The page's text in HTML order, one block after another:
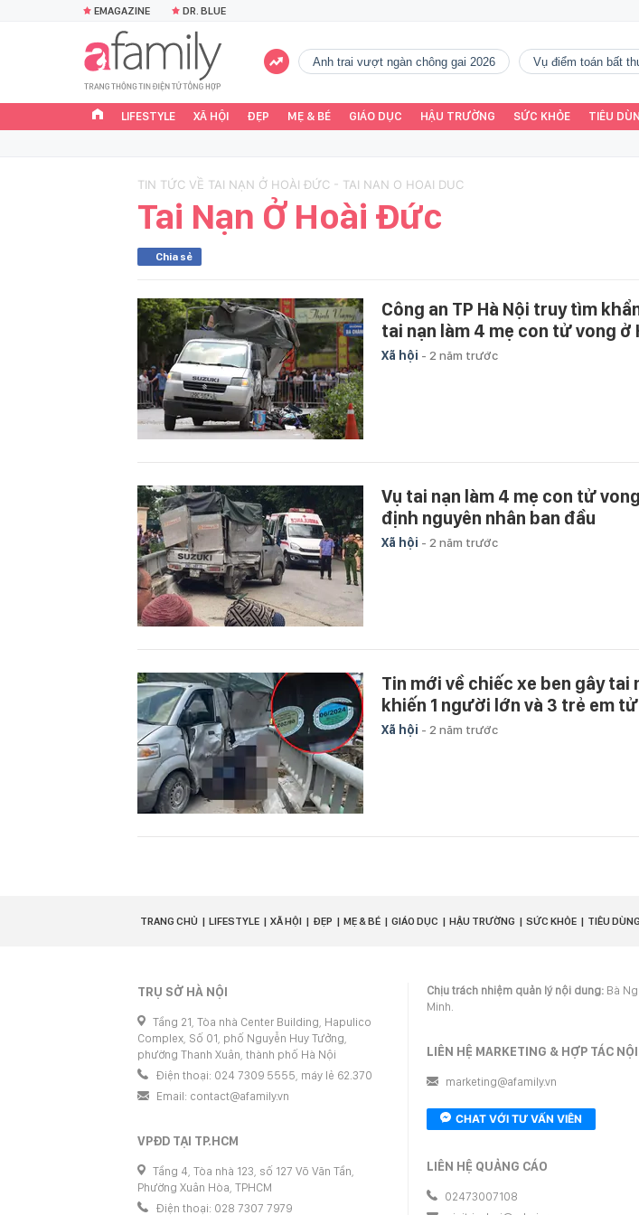
EMAGAZINE DR. BLUE
Anh trai vượt ngàn chông gai 2026 vụ điểm toán bất
LIFESTYLE XÃ HỘI ĐẸP MẸ & BÉ GIÁO DỤC HẬU TRƯỜNG SỨC KHỎE TIÊU
TIN TỨC VỀ TAI NẠN Ở HOÀI ĐỨC - TAI NAN O HOAI DUC
Tai Nạn Ở Hoài Đức
Chia sẻ
Công an TP Hà Nội truy tìm
tai nạn làm 4 mẹ con tử vong ở
Xã hội - 2 năm trước
Vụ tai nạn làm 4 mẹ con tử
định nguyên nhân ban đầu
Xã hội - 2 năm trước
Tin mới về chiếc xe ben gây tai
khiến 1 người lớn và 3 trẻ em
Xã hội - 2 năm trước
TRANG CHỦ LIFESTYLE XÃ HỘI ĐẸP MẸ & BÉ GIÁO DỤC HẬU TRƯỜNG SỨC KHỎE TIÊU DÙNG
TRỤ SỞ HÀ NỘI
Tầng 21, Tòa nhà Center Building, Hapulico
Complex, Số 01, phố Nguyễn Huy Tưởng,
phường Thanh Xuân, thành phố Hà Nội
Điện thoại: 024 7309 5555, máy lẻ 62.370
Email: contact@afamily.vn
VPĐD TẠI TP.HCM
Tầng 4, Tòa nhà 123, số 127 Võ Văn Tần,
Phường Xuân Hòa, TPHCM
Điện thoại: 028 7307 7979
Chịu trách nhiệm quản lý nội dung: Bà
Minh.
LIÊN HỆ MARKETING & HỢP TÁC
marketing@afamily.vn
CHAT VỚI TƯ VẤN VIÊN
LIÊN HỆ QUẢNG CÁO
02473007108